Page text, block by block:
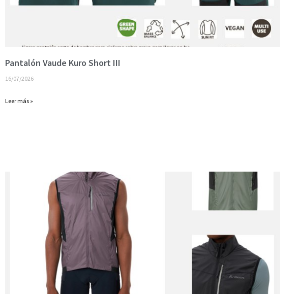
Pantalón Vaude Kuro Short III
16/07/2026
Leer más »